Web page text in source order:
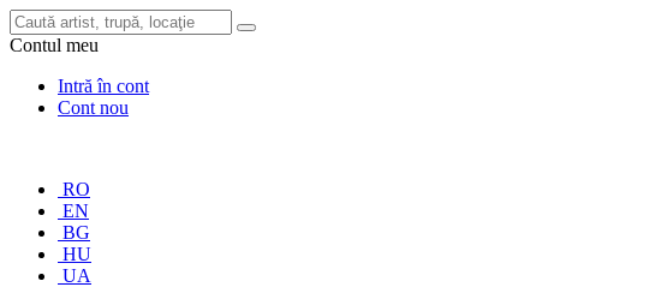
Contul meu
Intră în cont
Cont nou
RO
EN
BG
HU
UA